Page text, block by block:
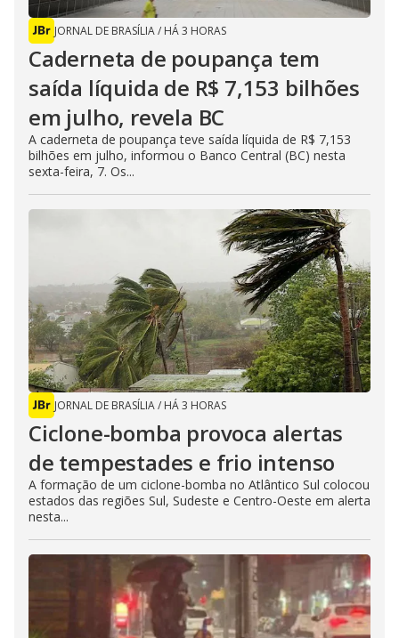
JORNAL DE BRASÍLIA/ HÁ 3 HORAS
Caderneta de poupança tem
saída líquida de R$ 7,153 bilhões
em julho, revela BC
A caderneta de poupança teve saída líquida de R$ 7,153
bilhões em julho, informou o Banco Central (BC) nesta
sexta-feira, 7. Os...
JORNAL DE BRASÍLIA/ HÁ 3 HORAS
Ciclone-bomba provoca alertas
de tempestades e frio intenso
A formação de um ciclone-bomba no Atlântico Sul colocou
estados das regiões Sul, Sudeste e Centro-Oeste em alerta
nesta...